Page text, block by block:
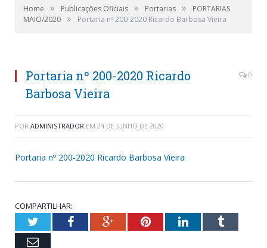
Home » Publicações Oficiais » Portarias »
PORTARIAS
MAIO/2020 » Portaria nº 200-2020 Ricardo Barbosa Vieira
Portaria nº 200-2020 Ricardo
Barbosa Vieira
0
POR ADMINISTRADOR EM 24 DE JUNHO DE 2020
Portaria nº 200-2020 Ricardo Barbosa Vieira
COMPARTILHAR:
TwitterFacebookGoogle+PinterestLinkedInTumblr
Email